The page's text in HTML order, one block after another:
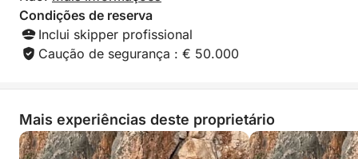
Condições de reserva
Inclui skipper profissional
Caução de segurança : € 50.000
Mais experiências deste proprietário